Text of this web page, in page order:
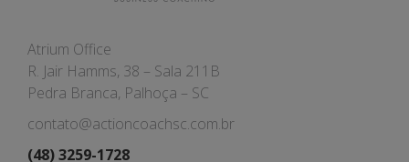
Atrium Office
R. Jair Hamms, 38 – Sala 211B
Pedra Branca, Palhoça – SC
contato@actioncoachsc.com.br
(48) 3259-1728